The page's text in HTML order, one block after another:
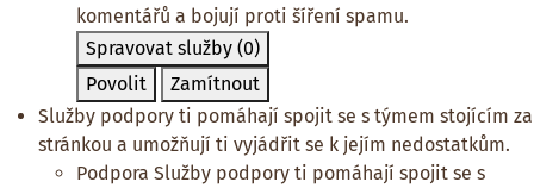
komentářů a bojují proti šíření spamu.
Spravovat služby (0)
Povolit
Zamítnout
Služby podpory ti pomáhají spojit se s týmem stojícím za
stránkou a umožňují ti vyjádřit se k jejím nedostatkům.
Podpora Služby podpory ti pomáhají spojit se s